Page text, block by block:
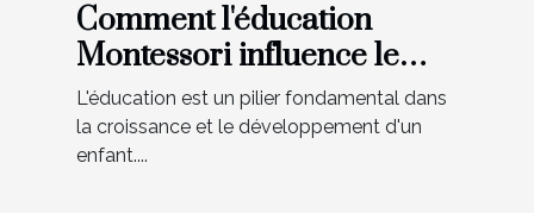
Comment l'éducation
Montessori influence le
développement précoce
des enfants à Boulogne-
Billancourt
L'éducation est un pilier fondamental dans
la croissance et le développement d'un
enfant....